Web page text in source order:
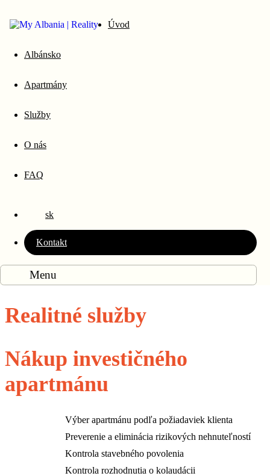
Úvod
Albánsko
Apartmány
Služby
O nás
FAQ
sk
Kontakt
Menu
mori bez starostí. O formality, prevádzku a následnú správu bytu sa
Realitné služby
Nákup investičného
apartmánu
Výber apartmánu podľa požiadaviek klienta
Preverenie a eliminácia rizikových nehnuteľností
Kontrola stavebného povolenia
Kontrola rozhodnutia o kolaudácii